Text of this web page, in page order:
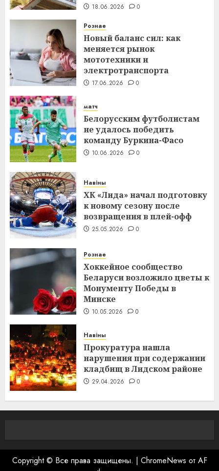
18.06.2026 0
Рознае
Новый баланс сил: как
меняется рынок
мототехники и
электротранспорта
17.06.2026 0
матч
Белорусским футболистам
не удалось победить
команду Буркина-Фасо
10.06.2026 0
Навіны
ХК «Лида» начал подготовку
к новому сезону после
возвращения в плей-офф
25.05.2026 0
Рознае
Хоккейное сообщество
Беларуси возложило цветы к
Монументу Победы в
Минске
10.05.2026 0
Навіны
Прокуратура нашла
нарушения при содержании
кладбищ в Лидском районе
29.04.2026 0
Copyright © Все права защищены. | ChromeNews от AF